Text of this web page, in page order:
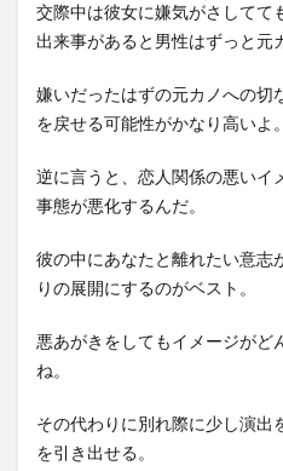
交際中は彼女に嫌気がさしてて
出来事があると男性はずっと元
嫌いだったはずの元カノへの切
を戻せる可能性がかなり高いよ。
逆に言うと、恋人関係の悪いイ
事態が悪化するんだ。
彼の中にあなたと離れたい意志
りの展開にするのがベスト。
悪あがきをしてもイメージがど
ね。
その代わりに別れ際に少し演出
を引き出せる。